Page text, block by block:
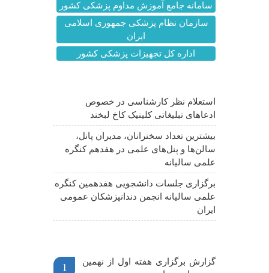
سامانه جامع آموزش مداوم پزشکی کشور
سازمان نظام پزشکی جمهوری اسلامی
ایران
اداره کل تجهیزات پزشکی کشور
استعلام نظر کارشناسی در خصوص
ادعاهای تبلیغاتی کلینیک کاخ لبخند
بیشترین تعداد سخنرانان، مدیران پانل،
سالن‌ها و پنل‌های علمی در هفدهم کنگره
علمی سالیانه
برگزاری جلسات دانشجویی هفدهمین کنگره
علمی سالیانه انجمن دندانپزشکان عمومی
ایران
1
گزارش برگزاری هفته اول از نهمین